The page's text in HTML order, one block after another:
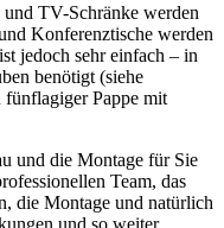
TV-Schränke werden
Konferenztische werden
jedoch sehr einfach – in
benötigt (siehe
Pappe mit
und die Montage für Sie
Team, das
die Montage und natürlich
und so weiter